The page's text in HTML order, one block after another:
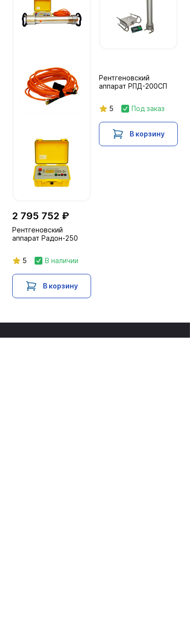
2 795 752 ₽
Рентгеновский
аппарат Радон-250
5 В наличии
В корзину
Рентгеновский
аппарат РПД-200СП
5 Под заказ
В корзину